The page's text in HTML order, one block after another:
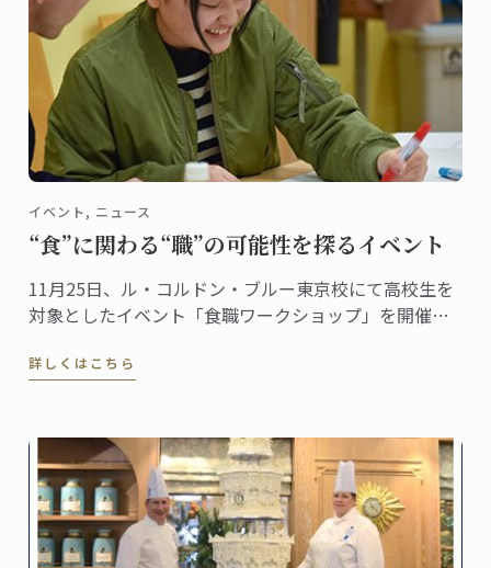
イベント, ニュース
“食”に関わる“職”の可能性を探るイベント
11月25日、ル・コルドン・ブルー東京校にて高校生を
対象としたイベント「食職ワークショップ」を開催し
プワークを通じ、食に関わる仕事、“食職”について参
詳しくはこちら